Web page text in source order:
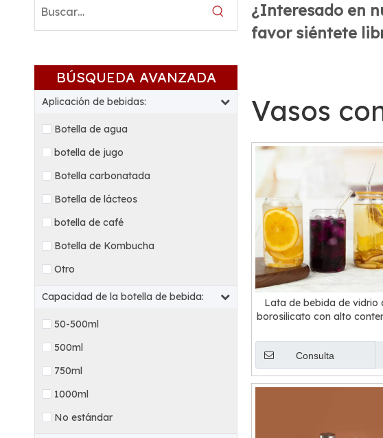
¿Interesado en
favor siéntete
BÚSQUEDA AVANZADA
Aplicación de bebidas:
Botella de agua
botella de jugo
Botella carbonatada
Botella de lácteos
botella de café
Botella de Kombucha
Otro
Capacidad de la botella de bebida:
50-500ml
500ml
750ml
1000ml
No estándar
Vasos
Lata de bebida de vidrio
borosilicato con alto
Consulta